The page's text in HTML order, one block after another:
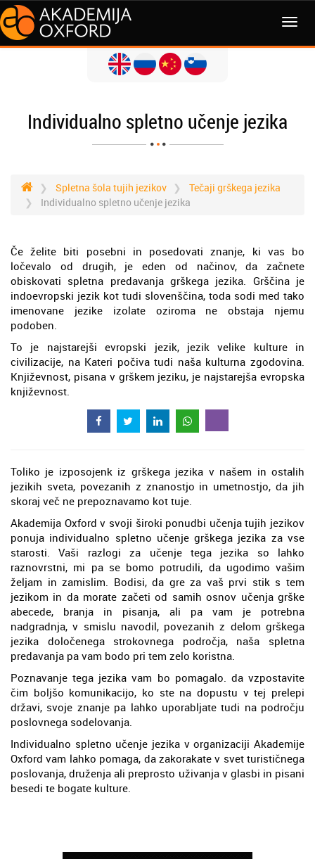
MENI
Individualno spletno učenje jezika
Spletna šola tujih jezikov
Tečaji grškega jezika
Individualno spletno učenje jezika
Če želite biti posebni in posedovati znanje, ki vas bo
ločevalo od drugih, je eden od načinov, da začnete
obiskovati spletna predavanja grškega jezika. Grščina je
indoevropski jezik kot tudi slovenščina, toda sodi med tako
imenovane jezike izolate oziroma ne obstaja njemu
podoben.
To je najstarejši evropski jezik, jezik velike kulture in
civilizacije, na Kateri počiva tudi naša kulturna zgodovina.
Književnost, pisana v grškem jeziku, je najstarejša evropska
književnost.
Toliko je izposojenk iz grškega jezika v našem in ostalih
jezikih sveta, povezanih z znanostjo in umetnostjo, da jih
skoraj več ne prepoznavamo kot tuje.
Akademija Oxford v svoji široki ponudbi učenja tujih jezikov
ponuja individualno spletno učenje grškega jezika za vse
starosti. Vaši razlogi za učenje tega jezika so lahko
raznovrstni, mi pa se bomo potrudili, da ugodimo vašim
željam in zamislim. Bodisi, da gre za vaš prvi stik s tem
jezikom in da morate začeti od samih osnov učenja grške
abecede, branja in pisanja, ali pa vam je potrebna
nadgradnja, v smislu navodil, povezanih z delom grškega
jezika določenega strokovnega področja, naša spletna
predavanja pa vam bodo pri tem zelo koristna.
Poznavanje tega jezika vam bo pomagalo. da vzpostavite
čim boljšo komunikacijo, ko ste na dopustu v tej prelepi
državi, svoje znanje pa lahko uporabljate tudi na področju
poslovnega sodelovanja.
Individualno spletno učenje jezika v organizaciji Akademije
Oxford vam lahko pomaga, da zakorakate v svet turističnega
poslovanja, druženja ali preprosto uživanja v glasbi in pisani
besedi te bogate kulture.